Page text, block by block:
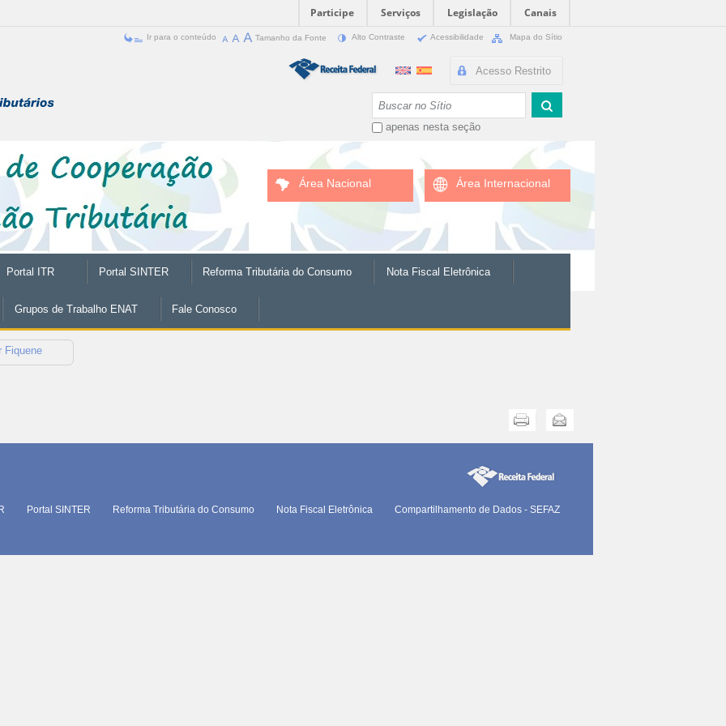
Participe Serviços Legislação
Canais
Ir para o conteúdo Tamanho da Fonte Alto Contraste Acessibilidade Mapa do Sítio
Acesso Restrito
apenas nesta seção
Área Nacional Área Internacional
Portal ITR Portal SINTER Reforma Tributária do Consumo Nota Fiscal Eletrônica
Grupos de Trabalho ENAT Fale Conosco
Fiquene
Enviar
Portal SINTER Reforma Tributária do Consumo Nota Fiscal Eletrônica
Compartilhamento de Dados - SEFAZ